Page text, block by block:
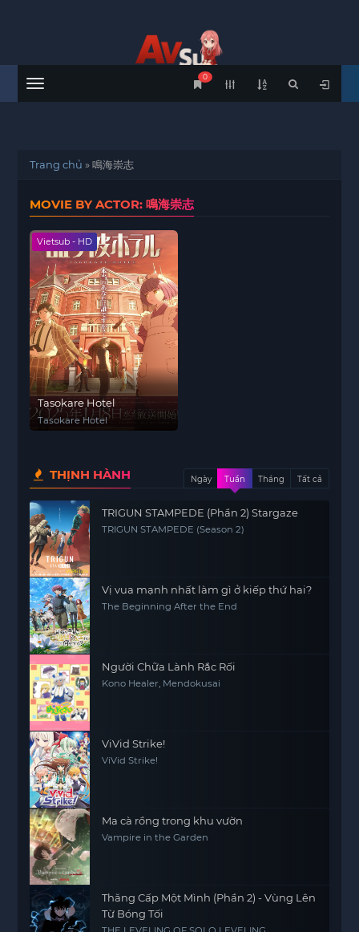
Menu
0
Trang chủ »鳴海崇志
MOVIE BY ACTOR: 鳴海崇志
Vietsub - HD
Tasokare Hotel
Tasokare Hotel
THỊNH HÀNH Ngày Tuần Tháng Tất cả
TRIGUN STAMPEDE (Phần 2) Stargaze
TRIGUN STAMPEDE (Season 2)
Vị vua mạnh nhất làm gì ở kiếp thứ hai?
The Beginning After the End
Người Chữa Lành Rắc Rối
Kono Healer, Mendokusai
ViVid Strike!
ViVid Strike!
Ma cà rồng trong khu vườn
Vampire in the Garden
Thăng Cấp Một Mình (Phần 2) - Vùng Lên
Từ Bóng Tối